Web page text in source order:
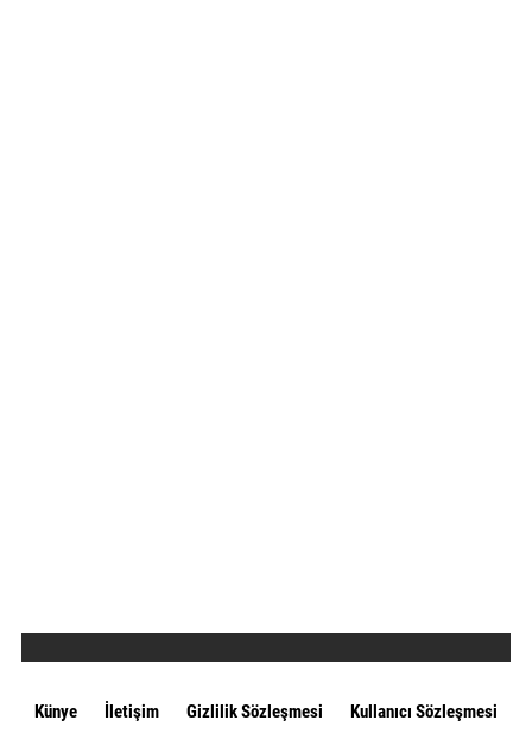
Künye İletişim Gizlilik Sözleşmesi Kullanıcı Sözleşmesi